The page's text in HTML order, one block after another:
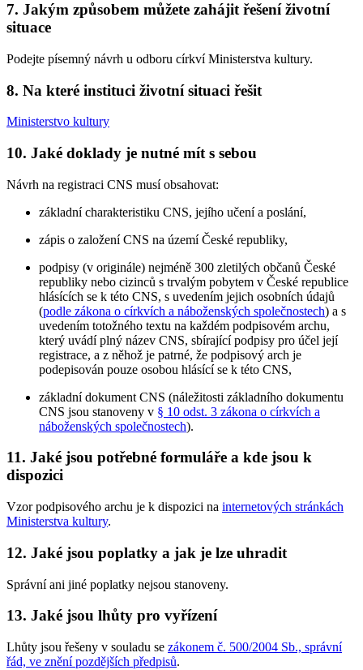
7. Jakým způsobem můžete zahájit řešení životní
situace
Podejte písemný návrh u odboru církví Ministerstva kultury.
8. Na které instituci životní situaci řešit
Ministerstvo kultury
10. Jaké doklady je nutné mít s sebou
Návrh na registraci CNS musí obsahovat:
základní charakteristiku CNS, jejího učení a poslání,
zápis o založení CNS na území České republiky,
podpisy (v originále) nejméně 300 zletilých občanů České
republiky nebo cizinců s trvalým pobytem v České republice
hlásících se k této CNS, s uvedením jejich osobních údajů
(podle zákona o církvích a náboženských společnostech) a s
uvedením totožného textu na každém podpisovém archu,
který uvádí plný název CNS, sbírající podpisy pro účel její
registrace, a z něhož je patrné, že podpisový arch je
podepisován pouze osobou hlásící se k této CNS,
základní dokument CNS (náležitosti základního dokumentu
CNS jsou stanoveny v § 10 odst. 3 zákona o církvích a
náboženských společnostech).
11. Jaké jsou potřebné formuláře a kde jsou k
dispozici
Vzor podpisového archu je k dispozici na internetových stránkách
Ministerstva kultury.
12. Jaké jsou poplatky a jak je lze uhradit
Správní ani jiné poplatky nejsou stanoveny.
13. Jaké jsou lhůty pro vyřízení
Lhůty jsou řešeny v souladu se zákonem č. 500/2004 Sb., správní
řád, ve znění pozdějších předpisů.